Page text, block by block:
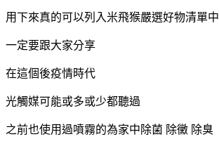
用下來真的可以列入米飛猴嚴選好物清單中
一定要跟大家分享
在這個後疫情時代
光觸媒可能或多或少都聽過
之前也使用過噴霧的為家中除菌 除黴 除臭